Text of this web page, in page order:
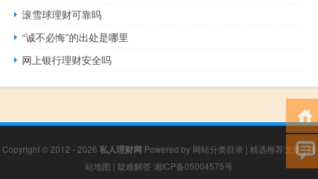
滚雪球理财可靠吗
“诚不必悔”的出处是哪里
网上银行理财安全吗
Copyright © 2012 - 2026 私人理财网 Powered by 网站分类目录 | 精选推荐文章|网
站地图 | 疑难解答 湘ICP备05004575号